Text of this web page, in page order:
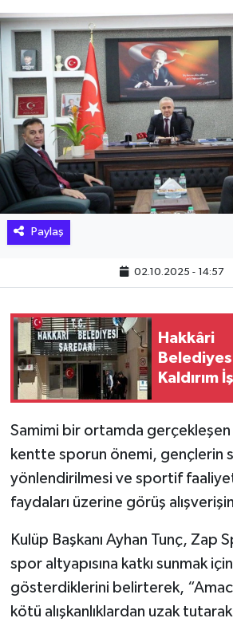
Paylaş
02.10.2025 - 14:57
Hakkâri
Kaldırım
Samimi bir ortamda
kentte sporun önemi, gençlerin
yönlendirilmesi ve sportif
faydaları üzerine görüş
Kulüp Başkanı Ayhan Tunç, Zap
spor altyapısına katkı sunmak
gösterdiklerini belirterek,
kötü alışkanlıklardan uzak
GÜNDEM
Hakkari Haber
İLGİNÇ HABERLER
KADIN
KÜLTÜR SANAT
MAGAZİN
REKLAM
SAĞLIK
SİYASET
TARİH
TEKNOLOJİ
YAŞAM
Haber Arşivi